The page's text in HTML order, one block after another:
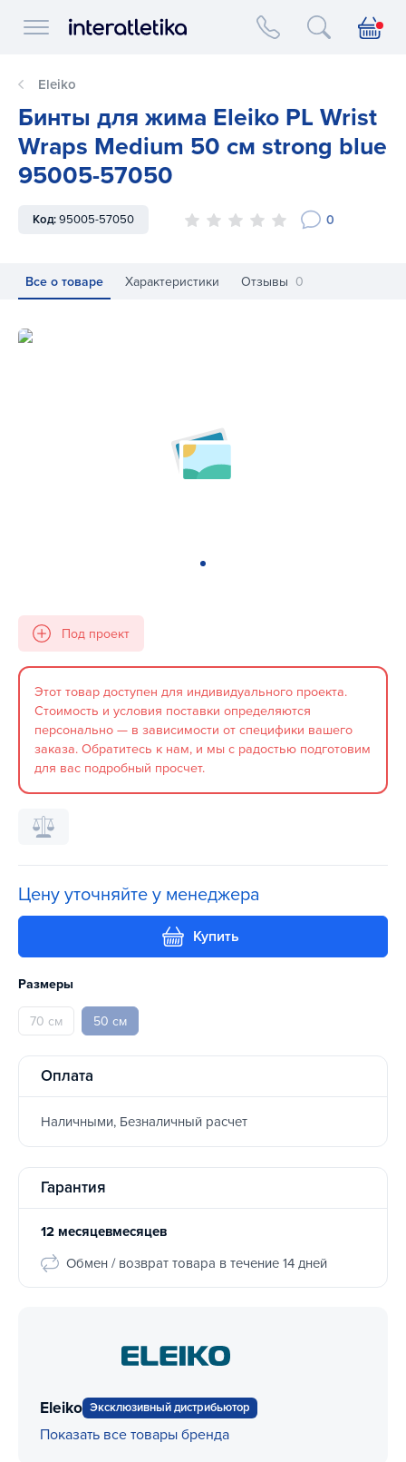
Interatletika logo
Eleiko
Бинты для жима Eleiko PL Wrist
Wraps Medium 50 см strong blue
95005-57050
Код:95005-57050 0
Все о товаре Характеристики Отзывы 0
Бинты для жима Eleiko PL Wrist Wraps Medium 50 см
Под проект
Этот товар доступен для индивидуального проекта.
Стоимость и условия поставки определяются
персонально — в зависимости от специфики вашего
заказа. Обратитесь к нам, и мы с радостью подготовим
для вас подробный просчет.
Цену уточняйте у менеджера
Купить
Размеры
70 см 50 см
Оплата
Наличными, Безналичный расчет
Гарантия
12 месяцевмесяцев
Обмен / возврат товара в течение 14 дней
Eleiko Эксклюзивный дистрибьютор
Показать все товары бренда